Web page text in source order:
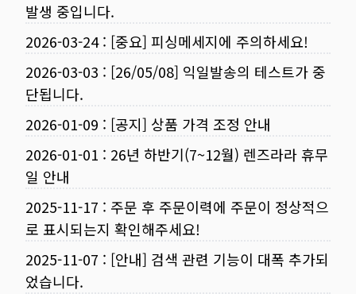
발생 중입니다.
2026-03-24: [중요] 피싱메세지에 주의하세요!
2026-03-03 : [26/05/08] 익일발송의 테스트가 중
단됩니다.
2026-01-09 : [공지] 상품 가격 조정 안내
2026-01-01 : 26년 하반기(7~12월) 렌즈라라 휴무
일 안내
2025-11-17 : 주문 후 주문이력에 주문이 정상적으
로 표시되는지 확인해주세요!
2025-11-07 : [안내] 검색 관련 기능이 대폭 추가되
었습니다.